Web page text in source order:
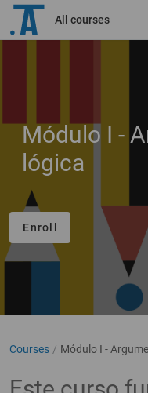
All courses
Módulo I -
lógica
Enroll
Courses